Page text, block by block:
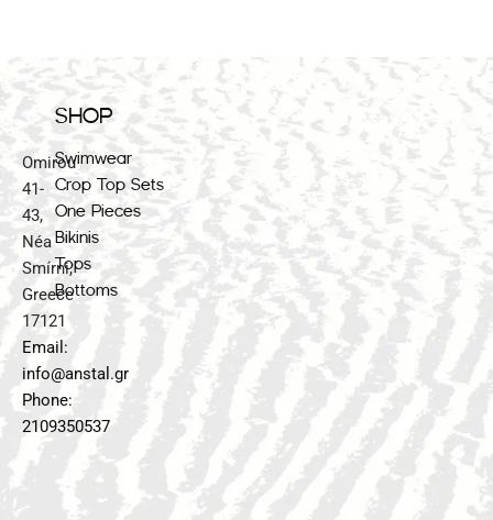
Omirou
41-
43,
Néa
Smírni,
Greece
17121
Email:
info@anstal.gr
Phone:
2109350537
SHOP
Swimwear
Crop Top Sets
One Pieces
Bikinis
Tops
Bottoms